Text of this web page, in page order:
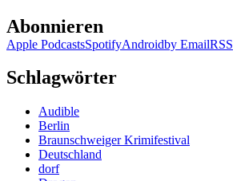
Abonnieren
Apple PodcastsSpotifyAndroidby EmailRSS
Schlagwörter
Audible
Berlin
Braunschweiger Krimifestival
Deutschland
dorf